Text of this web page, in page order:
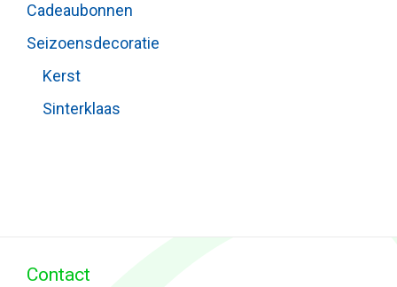
Cadeaubonnen
Seizoensdecoratie
Kerst
Sinterklaas
Contact